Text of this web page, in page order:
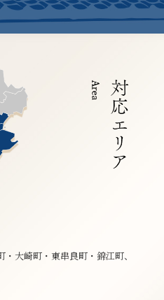
大崎町・東串良町・錦江町、